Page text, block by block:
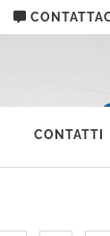
CONTATTI